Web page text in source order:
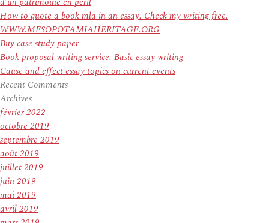
How to quote a book mla in an essay. Check my writing free.
WWW.MESOPOTAMIAHERITAGE.ORG
Buy case study paper
Book proposal writing service. Basic essay writing
Cause and effect essay topics on current events
Recent Comments
Archives
février 2022
octobre 2019
septembre 2019
août 2019
juillet 2019
juin 2019
mai 2019
avril 2019